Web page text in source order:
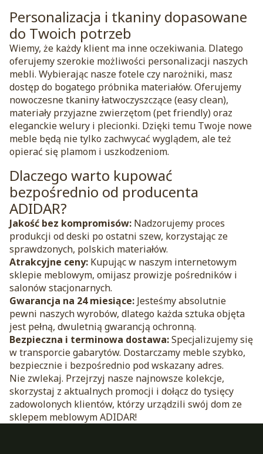
Personalizacja i tkaniny dopasowane
do Twoich potrzeb
Wiemy, że każdy klient ma inne oczekiwania. Dlatego
oferujemy szerokie możliwości personalizacji naszych
mebli. Wybierając nasze fotele czy narożniki, masz
dostęp do bogatego próbnika materiałów. Oferujemy
nowoczesne tkaniny łatwoczyszczące (easy clean),
materiały przyjazne zwierzętom (pet friendly) oraz
eleganckie welury i plecionki. Dzięki temu Twoje nowe
meble będą nie tylko zachwycać wyglądem, ale też
opierać się plamom i uszkodzeniom.
Dlaczego warto kupować
bezpośrednio od producenta
ADIDAR?
Jakość bez kompromisów: Nadzorujemy proces
produkcji od deski po ostatni szew, korzystając ze
sprawdzonych, polskich materiałów.
Atrakcyjne ceny: Kupując w naszym internetowym
sklepie meblowym, omijasz prowizje pośredników i
salonów stacjonarnych.
Gwarancja na 24 miesiące: Jesteśmy absolutnie
pewni naszych wyrobów, dlatego każda sztuka objęta
jest pełną, dwuletnią gwarancją ochronną.
Bezpieczna i terminowa dostawa:Specjalizujemy się
w transporcie gabarytów. Dostarczamy meble szybko,
bezpiecznie i bezpośrednio pod wskazany adres.
Nie zwlekaj. Przejrzyj nasze najnowsze kolekcje,
skorzystaj z aktualnych promocji i dołącz do tysięcy
zadowolonych klientów, którzy urządzili swój dom ze
sklepem meblowym ADIDAR!